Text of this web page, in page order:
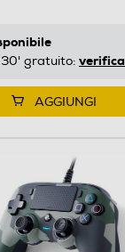
30' gratuito: verifica
AGGIUNGI